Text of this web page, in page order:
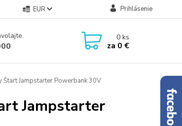
EUR Prihlásenie
0ks
za 0 €
Štart Jampstarter Powerbank 30V
Jampstarter